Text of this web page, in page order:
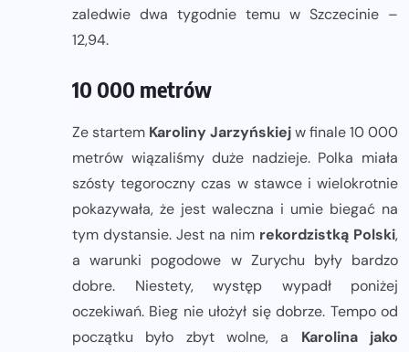
zaledwie dwa tygodnie temu w Szczecinie –
12,94.
10 000 metrów
Ze startem Karoliny Jarzyńskiejw finale 10 000
metrów wiązaliśmy duże nadzieje. Polka miała
szósty tegoroczny czas w stawce i wielokrotnie
pokazywała, że jest waleczna i umie biegać na
tym dystansie. Jest na nim rekordzistką Polski,
a warunki pogodowe w Zurychu były bardzo
dobre. Niestety, występ wypadł poniżej
oczekiwań. Bieg nie ułożył się dobrze. Tempo od
początku było zbyt wolne, a Karolina jako